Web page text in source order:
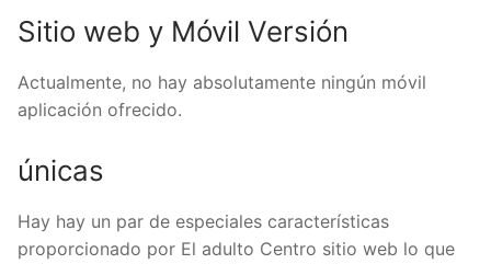
Sitio web y Móvil Versión
Actualmente, no hay absolutamente ningún móvil
aplicación ofrecido.
únicas
Hay hay un par de especiales características
proporcionado por El adulto Centro sitio web lo que